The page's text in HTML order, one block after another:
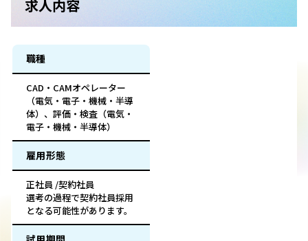
求人内容
職種
CAD・CAMオペレーター
（電気・電子・機械・半導
体）、評価・検査（電気・
電子・機械・半導体）
雇用形態
正社員 /契約社員
選考の過程で契約社員採用
となる可能性があります。